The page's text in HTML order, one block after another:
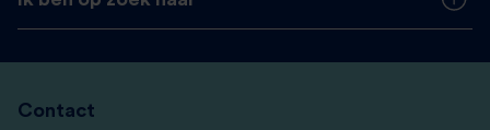
Contact